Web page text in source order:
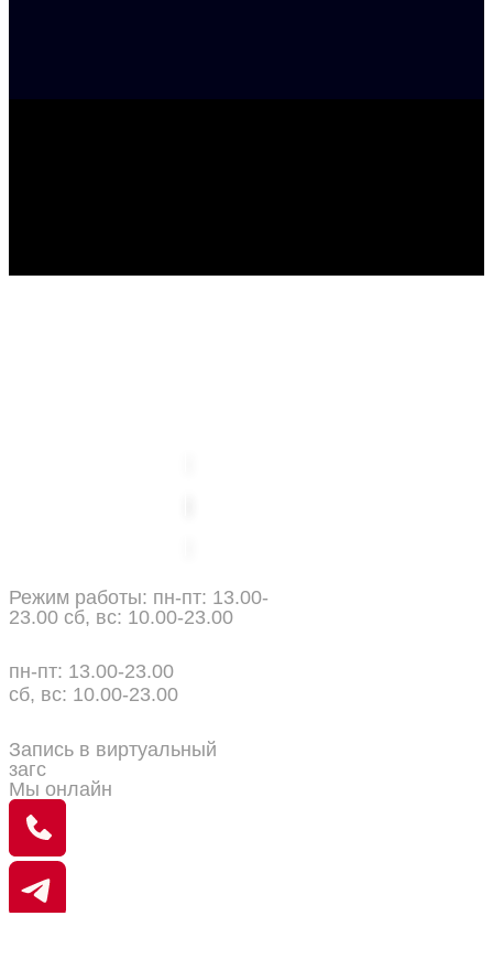
Режим работы: пн-пт: 13.00-
23.00 сб, вс: 10.00-23.00
пн-пт: 13.00-23.00
сб, вс: 10.00-23.00
Запись в виртуальный
загс
Мы онлайн